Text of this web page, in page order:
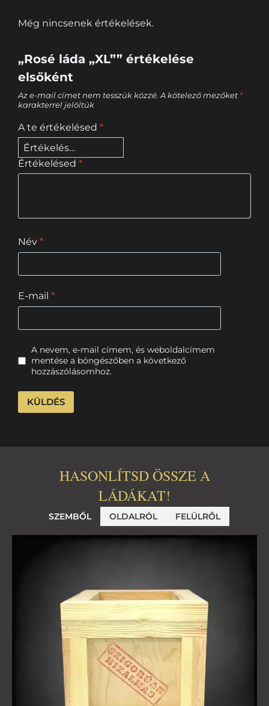
Még nincsenek értékelések.
„Rosé láda „XL”” értékelése
elsőként
Az e-mail címet nem tesszük közzé. A kötelező mezőket *
karakterrel jelöltük
A te értékelésed *
Értékelésed *
Név *
E-mail *
A nevem, e-mail címem, és weboldalcímem
mentése a böngészőben a következő
hozzászólásomhoz.
HASONLÍTSD ÖSSZE A
LÁDÁKAT!
SZEMBŐL OLDALRÓL FELÜLRŐL